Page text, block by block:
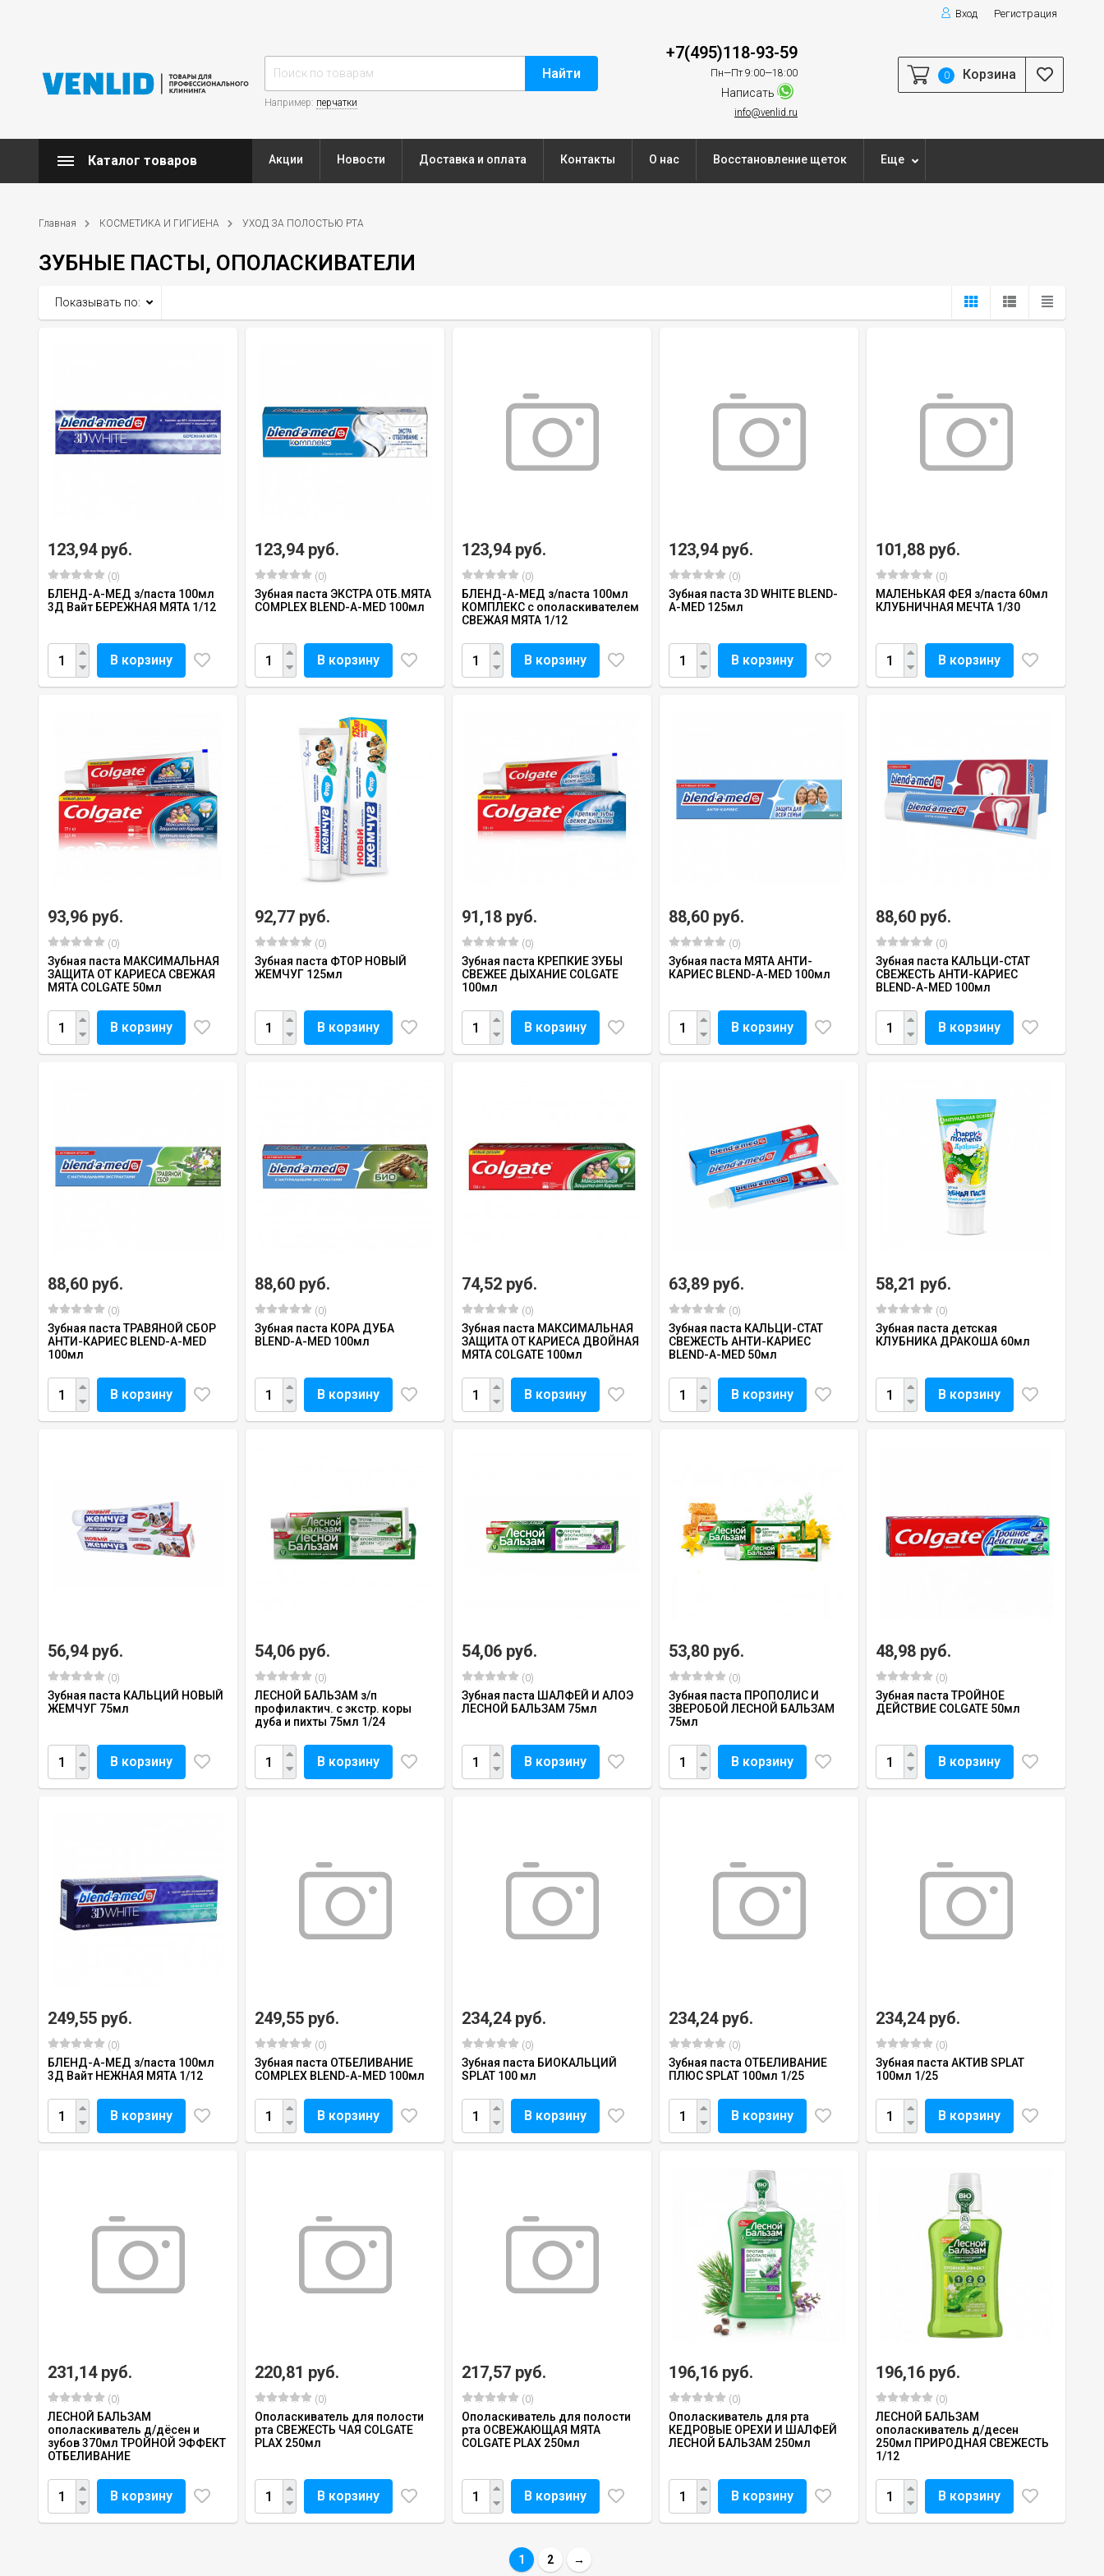
Вход Регистрация
Найти
Например: перчатки
+7(495)118-93-59
Пн—Пт 9:00—18:00
Написать
info@venlid.ru
0 Корзина
Каталог товаров Акции Новости Доставка и оплата Контакты О нас Восстановление щеток Еще
Главная КОСМЕТИКА И ГИГИЕНА УХОД ЗА ПОЛОСТЬЮ РТА
ЗУБНЫЕ ПАСТЫ, ОПОЛАСКИВАТЕЛИ
Показывать по:
123,94 руб.
(0)
БЛЕНД-А-МЕД з/паста 100мл
3Д Вайт БЕРЕЖНАЯ МЯТА 1/12
В корзину
123,94 руб.
(0)
Зубная паста ЭКСТРА ОТБ.МЯТА
COMPLEX BLEND-A-MED 100мл
В корзину
123,94 руб.
(0)
БЛЕНД-А-МЕД з/паста 100мл
КОМПЛЕКС с ополаскивателем
СВЕЖАЯ МЯТА 1/12
В корзину
123,94 руб.
(0)
Зубная паста 3D WHITE BLEND-
A-MED 125мл
В корзину
101,88 руб.
(0)
МАЛЕНЬКАЯ ФЕЯ з/паста 60мл
КЛУБНИЧНАЯ МЕЧТА 1/30
В корзину
93,96 руб.
(0)
Зубная паста МАКСИМАЛЬНАЯ
ЗАЩИТА ОТ КАРИЕСА СВЕЖАЯ
МЯТА COLGATE 50мл
В корзину
92,77 руб.
(0)
Зубная паста ФТОР НОВЫЙ
ЖЕМЧУГ 125мл
В корзину
91,18 руб.
(0)
Зубная паста КРЕПКИЕ ЗУБЫ
СВЕЖЕЕ ДЫХАНИЕ COLGATE
100мл
В корзину
88,60 руб.
(0)
Зубная паста МЯТА АНТИ-
КАРИЕС BLEND-A-MED 100мл
В корзину
88,60 руб.
(0)
Зубная паста КАЛЬЦИ-СТАТ
СВЕЖЕСТЬ АНТИ-КАРИЕС
BLEND-A-MED 100мл
В корзину
88,60 руб.
(0)
Зубная паста ТРАВЯНОЙ СБОР
АНТИ-КАРИЕС BLEND-A-MED
100мл
В корзину
88,60 руб.
(0)
Зубная паста КОРА ДУБА
BLEND-A-MED 100мл
В корзину
74,52 руб.
(0)
Зубная паста МАКСИМАЛЬНАЯ
ЗАЩИТА ОТ КАРИЕСА ДВОЙНАЯ
МЯТА COLGATE 100мл
В корзину
63,89 руб.
(0)
Зубная паста КАЛЬЦИ-СТАТ
СВЕЖЕСТЬ АНТИ-КАРИЕС
BLEND-A-MED 50мл
В корзину
58,21 руб.
(0)
Зубная паста детская
КЛУБНИКА ДРАКОША 60мл
В корзину
56,94 руб.
(0)
Зубная паста КАЛЬЦИЙ НОВЫЙ
ЖЕМЧУГ 75мл
В корзину
54,06 руб.
(0)
ЛЕСНОЙ БАЛЬЗАМ з/п
профилактич. с экстр. коры
дуба и пихты 75мл 1/24
В корзину
54,06 руб.
(0)
Зубная паста ШАЛФЕЙ И АЛОЭ
ЛЕСНОЙ БАЛЬЗАМ 75мл
В корзину
53,80 руб.
(0)
Зубная паста ПРОПОЛИС И
ЗВЕРОБОЙ ЛЕСНОЙ БАЛЬЗАМ
75мл
В корзину
48,98 руб.
(0)
Зубная паста ТРОЙНОЕ
ДЕЙСТВИЕ COLGATE 50мл
В корзину
249,55 руб.
(0)
БЛЕНД-А-МЕД з/паста 100мл
3Д Вайт НЕЖНАЯ МЯТА 1/12
В корзину
249,55 руб.
(0)
Зубная паста ОТБЕЛИВАНИЕ
COMPLEX BLEND-A-MED 100мл
В корзину
234,24 руб.
(0)
Зубная паста БИОКАЛЬЦИЙ
SPLAT 100 мл
В корзину
234,24 руб.
(0)
Зубная паста ОТБЕЛИВАНИЕ
ПЛЮС SPLAT 100мл 1/25
В корзину
234,24 руб.
(0)
Зубная паста АКТИВ SPLAT
100мл 1/25
В корзину
231,14 руб.
(0)
ЛЕСНОЙ БАЛЬЗАМ
ополаскиватель д/дёсен и
зубов 370мл ТРОЙНОЙ ЭФФЕКТ
ОТБЕЛИВАНИЕ
В корзину
220,81 руб.
(0)
Ополаскиватель для полости
рта СВЕЖЕСТЬ ЧАЯ COLGATE
PLAX 250мл
В корзину
217,57 руб.
(0)
Ополаскиватель для полости
рта ОСВЕЖАЮЩАЯ МЯТА
COLGATE PLAX 250мл
В корзину
196,16 руб.
(0)
Ополаскиватель для рта
КЕДРОВЫЕ ОРЕХИ И ШАЛФЕЙ
ЛЕСНОЙ БАЛЬЗАМ 250мл
В корзину
196,16 руб.
(0)
ЛЕСНОЙ БАЛЬЗАМ
ополаскиватель д/десен
250мл ПРИРОДНАЯ СВЕЖЕСТЬ
1/12
В корзину
1 2 →